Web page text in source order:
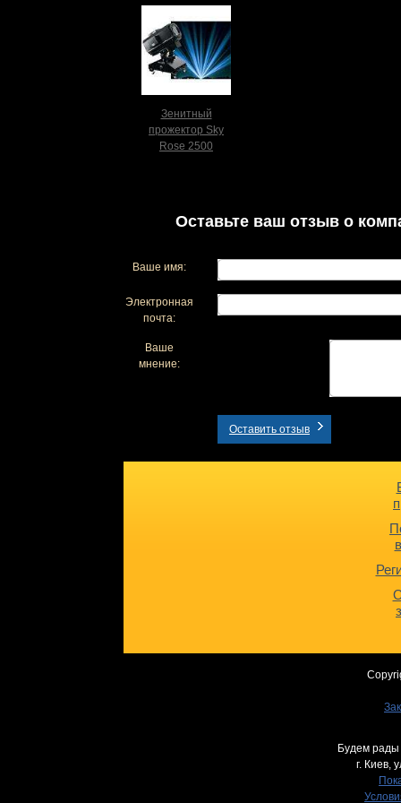
Зенитный
прожектор Sky
Rose 2500
Оставьте ваш отзыв о
Ваше имя:
Электронная
почта:
Ваше
мнение:
Оставить отзыв
Будем рады
г. Киев,